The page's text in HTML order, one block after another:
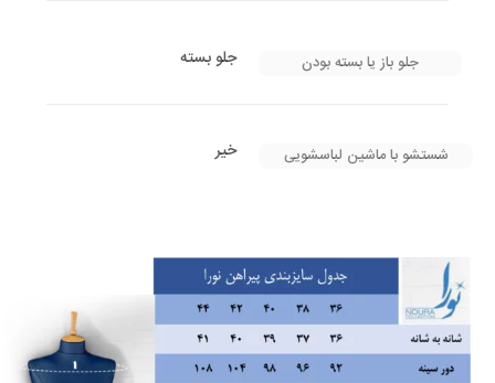
جلو باز یا بسته بودن جلو بسته
شستشو با ماشین لباسشویی خیر